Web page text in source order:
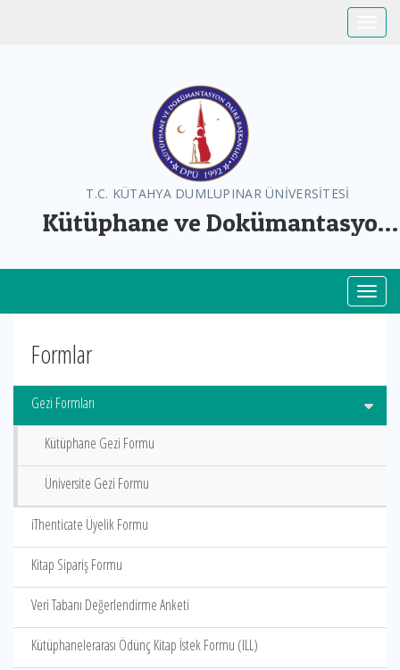
T.C. KÜTAHYA DUMLUPINAR ÜNİVERSİTESİ
Kütüphane ve Dokümantasyon
Formlar
Gezi Formları
Kütüphane Gezi Formu
Üniversite Gezi Formu
iThenticate Üyelik Formu
Kitap Sipariş Formu
Veri Tabanı Değerlendirme Anketi
Kütüphanelerarası Ödünç Kitap İstek Formu (ILL)